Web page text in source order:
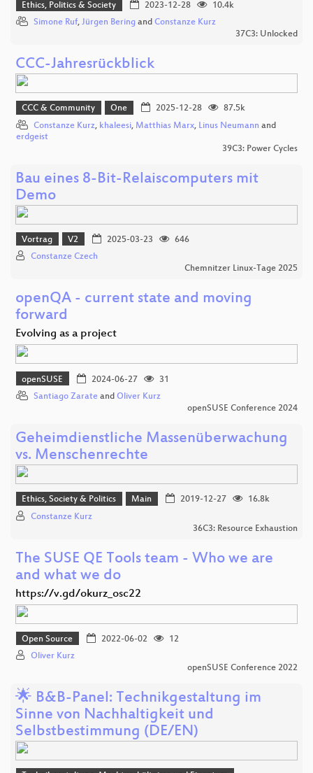
Ethics, Politics & Society 2023-12-28
10.4k
Simone Ruf, Jürgen Bering and Constanze Kurz
37C3: Unlocked
CCC-Jahresrückblick
CCC & Community One 2025-12-28
87.5k
Constanze Kurz, khaleesi, Matthias Marx, Linus Neumann and
erdgeist
39C3: Power Cycles
Bau eines 8-Bit-Relaiscomputers mit
Demo
Vortrag V2 2025-03-23
646
Constanze Czech
Chemnitzer Linux-Tage 2025
openQA - current state and moving
forward
Evolving as a project
openSUSE 2024-06-27
31
Santiago Zarate and Oliver Kurz
openSUSE Conference 2024
Geheimdienstliche Massenüberwachung
vs. Menschenrechte
Ethics, Society & Politics Main 2019-12-27
16.8k
Constanze Kurz
36C3: Resource Exhaustion
The SUSE QE Tools team - Who we are
and what we do
https://v.gd/okurz_osc22
Open Source 2022-06-02
12
Oliver Kurz
openSUSE Conference 2022
🌟 B&B-Panel: Technikgestaltung im
Sinne von Nachhaltigkeit und
Selbstbestimmung (DE/EN)